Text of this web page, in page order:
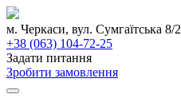
Skip
to
content
м. Черкаси, вул. Сумгаїтська 8/2
+38 (063) 104-72-25
Задати питання
Зробити замовлення